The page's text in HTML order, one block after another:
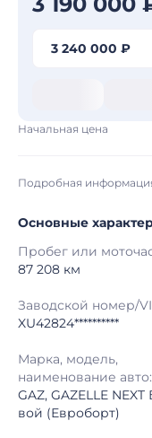
3 240 000 ₽
Начальная цена
Подробная
Начало торгов:
Конец торгов:
Тип аукциона:
Шаг торгов:
Кол-во ставок:
Основные
Пробег или
87 208 км
Заводской номер/
XU42824**********
Марка, модель,
наименование авто:
GAZ, GAZELLE
вой (Евроборт)